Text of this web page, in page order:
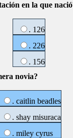
en la que
. 126
. 226
. 156
novia?
. caitlin beadles
. shay misuraca
. miley cyrus